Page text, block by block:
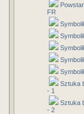
FR
Sztuka
- 1
Sztuka
- 2